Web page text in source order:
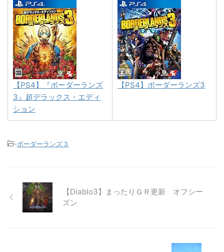
【PS4】『ボーダーランズ
3』超デラックス・エディ
ション
【PS4】ボーダーランズ3
-ボーダーランズ３
【Diablo3】まったりＧＲ更新 オフシー
ズン